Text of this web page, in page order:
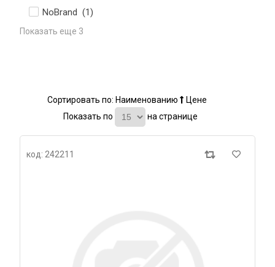
NoBrand (1)
Показать еще 3
Сортировать по: Наименованию
Цене
Показать по
на странице
код: 242211